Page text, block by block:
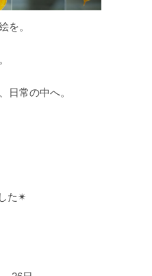
を。
日常の中へ。
た✴︎